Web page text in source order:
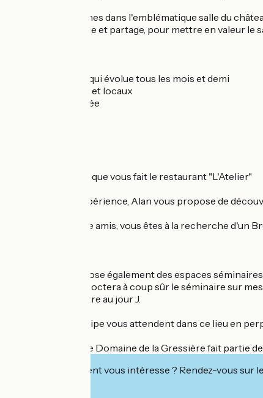
En haut des marches dans l'emblématique salle du
moment d'échange et partage, pour mettre en valeur
Une carte courte qui évolue tous les mois et demi
Des produits frais et locaux
Une cuisine raffinée
Voici la promesse que vous fait le restaurant "L'Atelier"
Pour débuter l'expérience, Alan vous propose de
En famille ou entre amis, vous êtes à la recherche d'un
Le Domaine propose également des espaces
Aurore vous concoctera à coup sûr le séminaire sur
première rencontre au jour J.
Alan et toute l'équipe vous attendent dans ce lieu en
L'établissement Le Domaine de la Gressière fait
Cet établissement vous intéresse ? Rendez-vous sur